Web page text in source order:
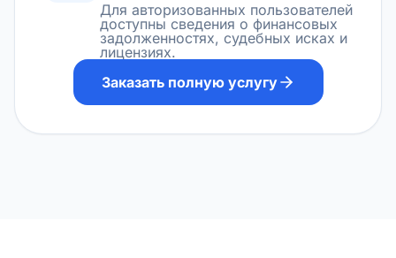
Для авторизованных пользователей
доступны сведения о финансовых
задолженностях, судебных исках и
лицензиях.
Заказать полную услугу